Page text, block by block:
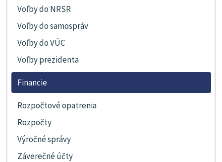
Voľby do NRSR
Voľby do samospráv
Voľby do VÚC
Voľby prezidenta
Financie
Rozpočtové opatrenia
Rozpočty
Výročné správy
Záverečné účty